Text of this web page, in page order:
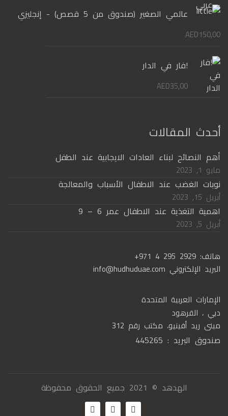
عالمي الصغير (صندوق من 5 قصص) - إنجليزي
AED150,00
!فار في الدار
AED35,00
أحدث المقالات
أهم النصائح لبناء العادات الايجابية عند الطفل
مايو 1, 2023
نوبات الغضب عند الاطفال الأسباب والمعالجة
أبريل 15, 2023
اهمية التغذية عند الاطفال عمر 6 – 9
أبريل 5, 2023
هاتف: +971 4 295 2929
البريد الإلكتروني info@hudhuduae.com
الإمارات العربية المتحدة
دبي ، القرهود
مبنى ريد أفينيو، مكتب رقم 312
صندوق البريد : 445265
الهدهد © 2021 جميع الحقوق محفوظة